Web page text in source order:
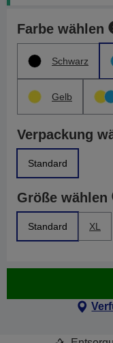
Farbe wählen
Schwarz
Gelb
Verpackung
Standard
Größe wählen
Standard XL